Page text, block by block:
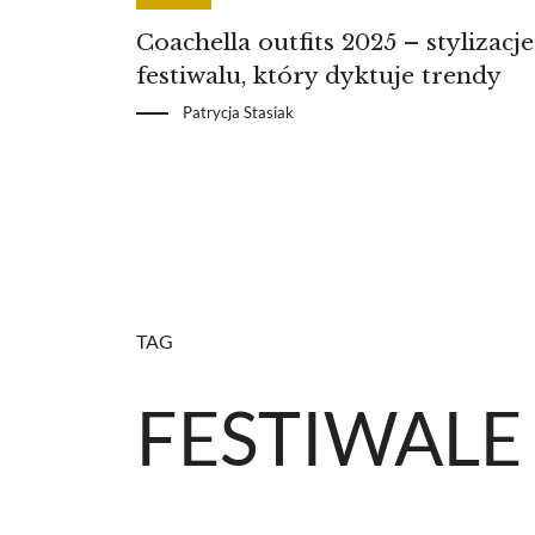
Coachella outfits 2025 –
festiwalu, który dyktuje trendy
Patrycja Stasiak
TAG
FESTIWALE